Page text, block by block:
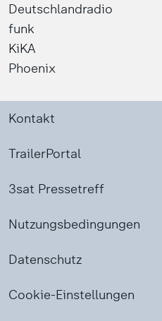
Deutschlandradio
funk
KiKA
Phoenix
Kontakt
TrailerPortal
3sat Pressetreff
Nutzungsbedingungen
Datenschutz
Cookie-Einstellungen